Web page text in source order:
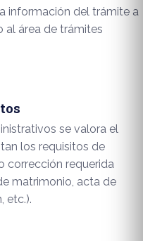
información del trámite a
al área de trámites
se valora el
los requisitos de
corrección requerida
matrimonio, acta de
etc.).